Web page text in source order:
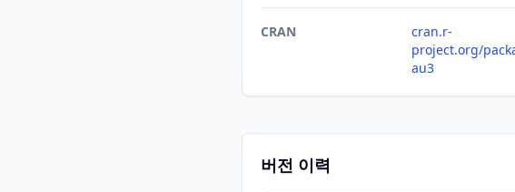
CRAN
cran.r-
project.org/
au3
버전 이력